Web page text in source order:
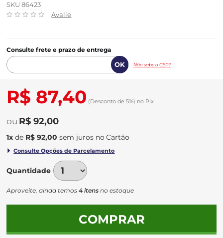
SKU 86423
Avalie
Consulte frete e prazo de entrega
Não sabe o CEP?
R$ 87,40 (Desconto de 5%) no Pix
R$ 92,00
1x de R$ 92,00 sem juros no
Quantidade
Aproveite, ainda temos4 itens no estoque
COMPRAR